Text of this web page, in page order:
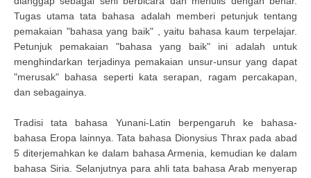
Tugas utama tata bahasa adalah memberi petunjuk tentang
pemakaian "bahasa yang baik" , yaitu bahasa kaum terpelajar.
Petunjuk pemakaian "bahasa yang baik" ini adalah untuk
menghindarkan terjadinya pemakaian unsur-unsur yang dapat
"merusak" bahasa seperti kata serapan, ragam percakapan,
dan sebagainya.
Tradisi tata bahasa Yunani-Latin berpengaruh ke bahasa-
bahasa Eropa lainnya. Tata bahasa Dionysius Thrax pada abad
5 diterjemahkan ke dalam bahasa Armenia, kemudian ke dalam
bahasa Siria. Selanjutnya para ahli tata bahasa Arab menyerap